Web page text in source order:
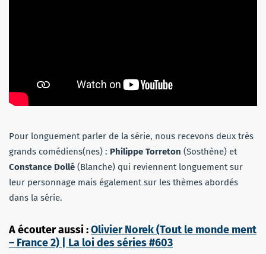
Pour longuement parler de la série, nous recevons deux très
grands comédiens(nes) : Philippe Torreton (Sosthène) et
Constance Dollé (Blanche) qui reviennent longuement sur
leur personnage mais également sur les thèmes abordés
dans la série.
A écouter aussi :Olivier Norek (Tout le monde ment
– France 2) | La loi des séries #603